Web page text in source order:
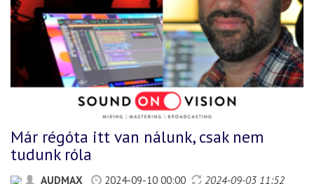
Már régóta itt van nálunk, csak nem
tudunk róla
AUDMAX 2024-09-10 00:00 2024-09-03 11:52